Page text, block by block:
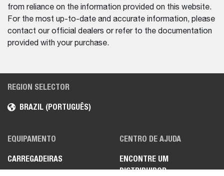
from reliance on the information provided on this website.
For the most up-to-date and accurate information, please
contact our official dealers or refer to the documentation
provided with your purchase.
REGION SELECTOR
BRAZIL (PORTUGUÊS)
EQUIPAMENTO
CARREGADEIRAS
CENTRO DE AJUDA
ENCONTRE UM
DISTRIBUIDOR